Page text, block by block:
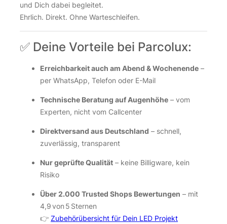
und Dich dabei begleitet.
Ehrlich. Direkt. Ohne Warteschleifen.
✅ Deine Vorteile bei Parcolux:
Erreichbarkeit auch am Abend & Wochenende –
per WhatsApp, Telefon oder E-Mail
Technische Beratung auf Augenhöhe – vom
Experten, nicht vom Callcenter
Direktversand aus Deutschland – schnell,
zuverlässig, transparent
Nur geprüfte Qualität – keine Billigware, kein
Risiko
Über 2.000 Trusted Shops Bewertungen – mit
4,9 von 5 Sternen
👉 Zubehörübersicht für Dein LED Projekt